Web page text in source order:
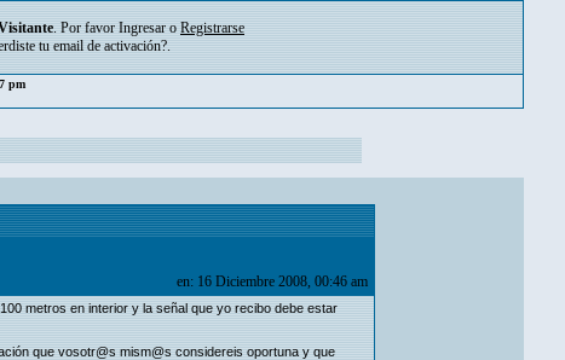
. Por favor Ingresar o Registrarse
tu email de activación?.
pm
en: 16 Diciembre 2008, 00:46 am
metros en interior y la señal que yo recibo debe estar
que vosotr@s mism@s considereis oportuna y que